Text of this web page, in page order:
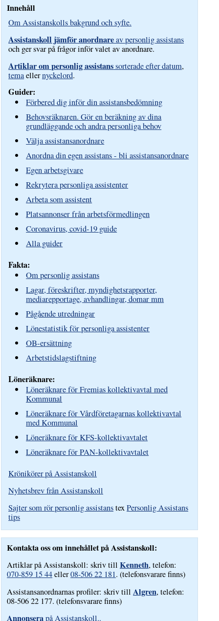
Innehåll
Om Assistanskolls bakgrund och syfte.
Assistanskoll jämför anordnareav personlig assistans
och ger svar på frågor inför valet av anordnare.
Artiklar om personlig assistanssorterade efter datum,
temaellernyckelord.
Guider:
Förbered dig inför din assistansbedömning
Behovsräknaren. Gör en beräkning av dina
grundläggande och andra personliga behov
Välja assistansanordnare
Anordna din egen assistans - bli assistansanordnare
Egen arbetsgivare
Rekrytera personliga assistenter
Arbeta som assistent
Platsannonser från arbetsförmedlingen
Coronavirus, covid-19 guide
Alla guider
Fakta:
Om personlig assistans
Lagar, föreskrifter, myndighetsrapporter,
mediarepportage, avhandlingar, domar mm
Pågående utredningar
Lönestatistik för personliga assistenter
OB-ersättning
Arbetstidslagstiftning
Löneräknare:
Löneräknare för Fremias kollektivavtal med
Kommunal
Löneräknare för Vårdföretagarnas kollektivavtal
med Kommunal
Löneräknare för KFS-kollektivavtalet
Löneräknare för PAN-kollektivavtalet
Krönikörer på Assistanskoll
Nyhetsbrev från Assistanskoll
Sajter som rör personlig assistanstexPersonlig Assistans
tips
Kontakta oss om innehållet på Assistanskoll:
Artiklar på Assistanskoll: skriv tillKenneth, telefon:
070-859 15 44eller08-506 22 181. (telefonsvarare finns)
Assistansanordnarnas profiler: skriv tillAlgren, telefon:
08-506 22 177. (telefonsvarare finns)
Annonserapå Assistanskoll..